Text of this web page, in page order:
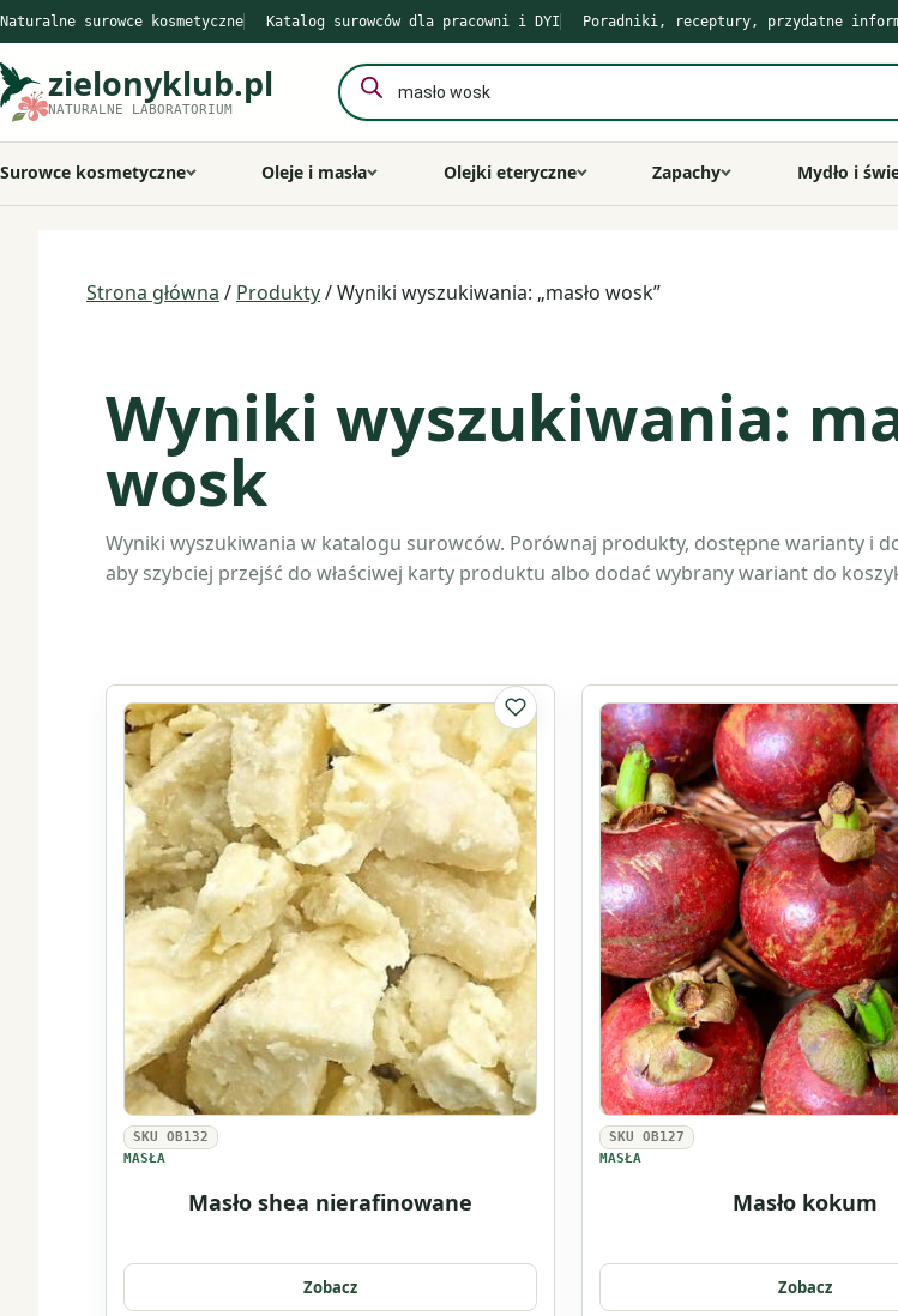
Przejdź
do
treści
Naturalne surowce kosmetyczne Katalog surowców dla pracowni i DYI Poradniki, receptury, przydatne
zielonyklub.pl
NATURALNE LABORATORIUM
Wyszukiwarka
produktów
Surowce kosmetyczne Oleje i masła Olejki eteryczne Zapachy Mydło i
Strona główna / Produkty/ Wyniki wyszukiwania: „masło wosk”
Wyniki wyszukiwania:
wosk
Wyniki wyszukiwania w katalogu surowców. Porównaj produkty, dostępne warianty i
aby szybciej przejść do właściwej karty produktu albo dodać wybrany wariant do
SKU OB132
MASŁA
Masło shea nierafinowane
Do listy ulubionych
Zobacz
SKU OB127
MASŁA
Masło kokum
Zobacz